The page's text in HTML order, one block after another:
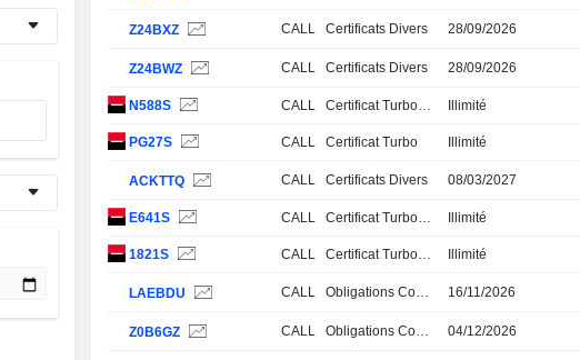
Z24BXZ CALL Certificats Divers 28/09/2026
Z24BWZ CALL Certificats Divers 28/09/2026
N588S CALL Certificat Turbo Stop Loss Illimité
PG27S CALL Certificat Turbo Illimité
ACKTTQ CALL Certificats Divers 08/03/2027
E641S CALL Certificat Turbo Stop Loss Illimité
1821S CALL Certificat Turbo Stop Loss Illimité
LAEBDU CALL Obligations Convertibles 16/11/2026
Z0B6GZ CALL Obligations Convertibles 04/12/2026